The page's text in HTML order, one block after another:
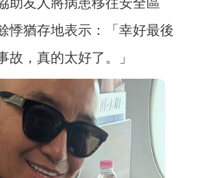
悸猶存地表示：「幸好最後
故，真的太好了。」